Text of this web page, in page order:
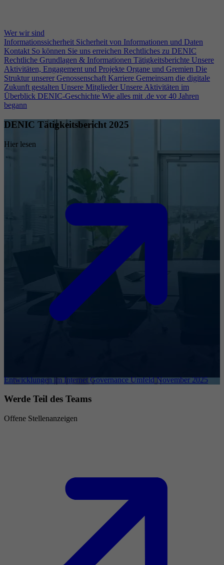
Wer wir sind
Informationssicherheit Sicherheit von Informationen und Daten
Kontakt So können Sie uns erreichen Rechtliches zu DENIC
Rechtliche Grundlagen & Informationen Tätigkeitsberichte Unsere
Aktivitäten, Engagement und Projekte Organe und Gremien Die
Struktur unserer Genossenschaft Karriere Gemeinsam die digitale
Zukunft gestalten Unsere Mitglieder Unsere Aktivitäten im
Überblick DENIC-Geschichte Wie alles mit .de vor 40 Jahren
begann
DENIC Tätigkeitsbericht 2025
Hier lesen
Entwicklungen im Internet Governance Umfeld November 2025
Werde Teil des Teams
Offene Stellenanzeigen